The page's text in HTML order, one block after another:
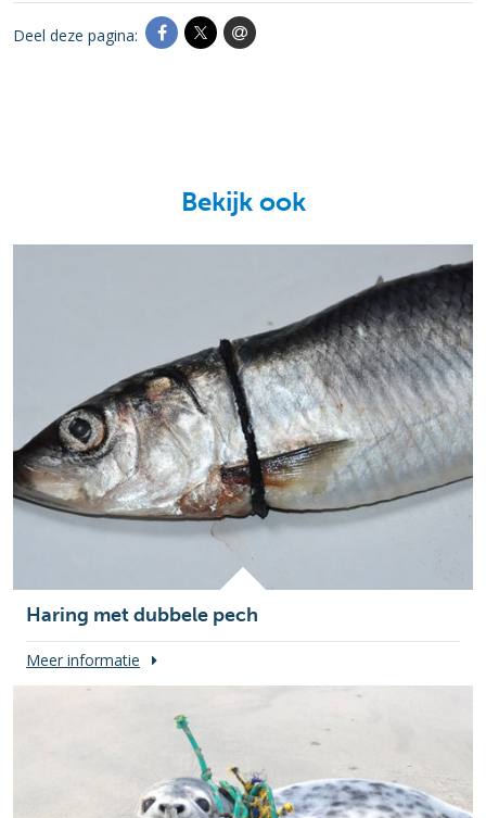
Deel deze pagina:
Bekijk ook
Haring met dubbele pech
Meer informatie